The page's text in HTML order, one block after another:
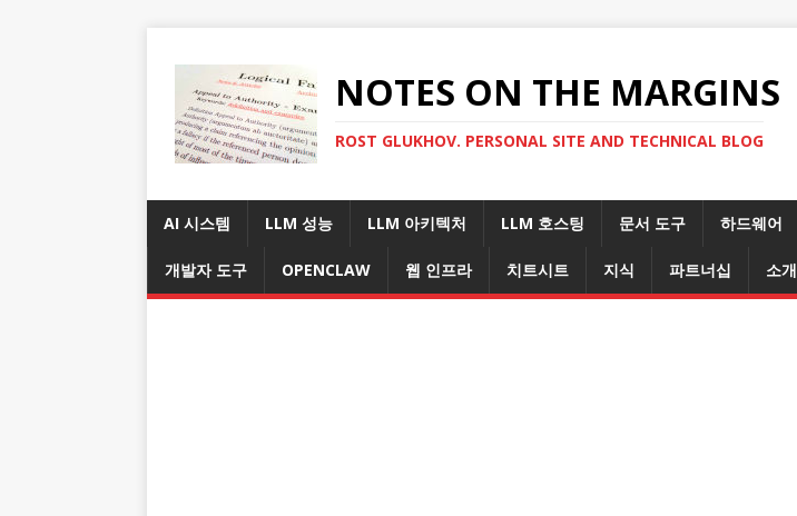
NOTES ON THE MARGINS
ROST GLUKHOV. PERSONAL SITE AND TECHNICAL BLOG
AI 시스템 LLM 성능 LLM 아키텍처 LLM 호스팅 문서 도구 하드웨어
개발자 도구 OPENCLAW 웹 인프라 치트시트 지식 파트너십 소개